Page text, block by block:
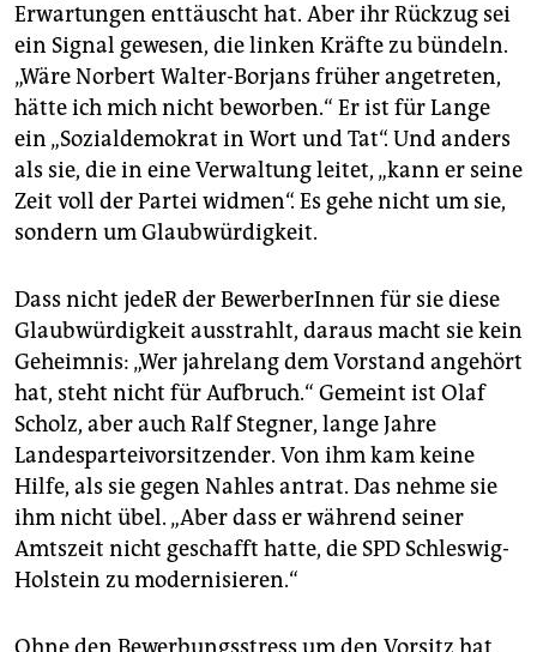
Erwartungen enttäuscht hat. Aber ihr Rückzug sei
ein Signal gewesen, die linken Kräfte zu bündeln.
„Wäre Norbert Walter-Borjans früher angetreten,
hätte ich mich nicht beworben.“ Er ist für Lange
ein „Sozialdemokrat in Wort und Tat“. Und anders
als sie, die in eine Verwaltung leitet, „kann er seine
Zeit voll der Partei widmen“. Es gehe nicht um sie,
sondern um Glaubwürdigkeit.
Dass nicht jedeR der BewerberInnen für sie diese
Glaubwürdigkeit ausstrahlt, daraus macht sie kein
Geheimnis: „Wer jahrelang dem Vorstand angehört
hat, steht nicht für Aufbruch.“ Gemeint ist Olaf
Scholz, aber auch Ralf Stegner, lange Jahre
Landesparteivorsitzender. Von ihm kam keine
Hilfe, als sie gegen Nahles antrat. Das nehme sie
ihm nicht übel. „Aber dass er während seiner
Amtszeit nicht geschafft hatte, die SPD Schleswig-
Holstein zu modernisieren.“